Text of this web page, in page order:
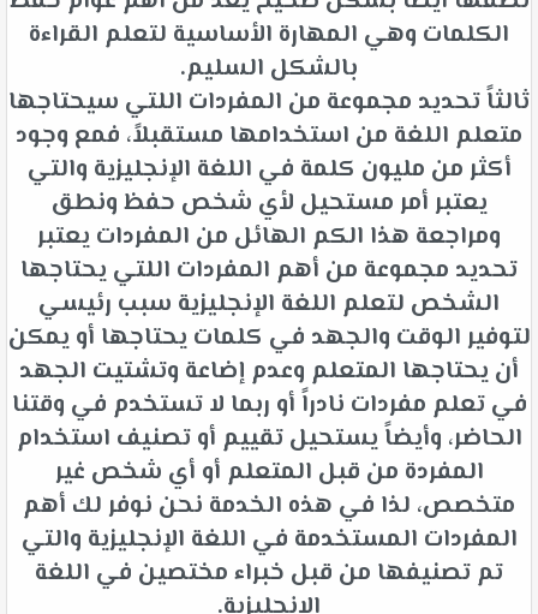
الكلمات وهي المهارة الأساسية لتعلم القراءة
بالشكل السليم.
ثالثاً تحديد مجموعة من المفردات اللتي سيحتاجها
متعلم اللغة من استخدامها مستقبلاً، فمع وجود
أكثر من مليون كلمة في اللغة الإنجليزية والتي
يعتبر أمر مستحيل لأي شخص حفظ ونطق
ومراجعة هذا الكم الهائل من المفردات يعتبر
تحديد مجموعة من أهم المفردات اللتي يحتاجها
الشخص لتعلم اللغة الإنجليزية سبب رئيسي
لتوفير الوقت والجهد في كلمات يحتاجها أو يمكن
أن يحتاجها المتعلم وعدم إضاعة وتشتيت الجهد
في تعلم مفردات نادراً أو ربما لا تستخدم في وقتنا
الحاضر، وأيضاً يستحيل تقييم أو تصنيف استخدام
المفردة من قبل المتعلم أو أي شخص غير
متخصص، لذا في هذه الخدمة نحن نوفر لك أهم
المفردات المستخدمة في اللغة الإنجليزية والتي
تم تصنيفها من قبل خبراء مختصين في اللغة